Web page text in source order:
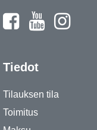
Tiedot
Tilauksen tila
Toimitus